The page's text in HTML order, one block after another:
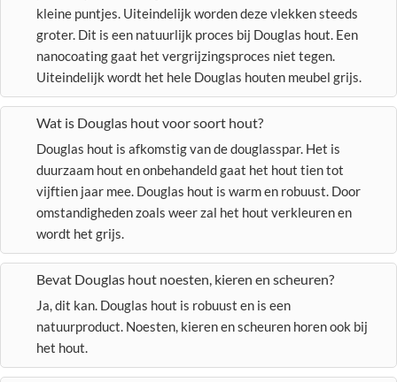
kleine puntjes. Uiteindelijk worden deze vlekken steeds
groter. Dit is een natuurlijk proces bij Douglas hout. Een
nanocoating gaat het vergrijzingsproces niet tegen.
Uiteindelijk wordt het hele Douglas houten meubel grijs.
Wat is Douglas hout voor soort hout?
Douglas hout is afkomstig van de douglasspar. Het is
duurzaam hout en onbehandeld gaat het hout tien tot
vijftien jaar mee. Douglas hout is warm en robuust. Door
omstandigheden zoals weer zal het hout verkleuren en
wordt het grijs.
Bevat Douglas hout noesten, kieren en scheuren?
Ja, dit kan. Douglas hout is robuust en is een
natuurproduct. Noesten, kieren en scheuren horen ook bij
het hout.